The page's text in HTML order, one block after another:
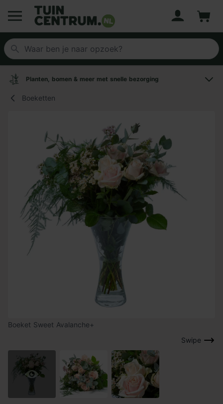
Logo Tuincentrum.nl
Planten, bomen & meer met snelle bezorging
Boeketten
Swipe
Boeket Sweet Avalanche+